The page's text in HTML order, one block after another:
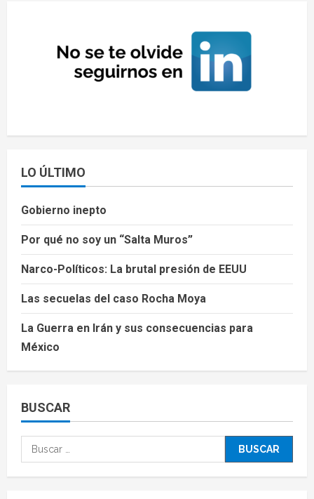
LO ÚLTIMO
Gobierno inepto
Por qué no soy un “Salta Muros”
Narco-Políticos: La brutal presión de EEUU
Las secuelas del caso Rocha Moya
La Guerra en Irán y sus consecuencias para
México
BUSCAR